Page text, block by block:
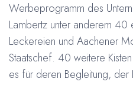
Werbeprogramm des
Lambertz unter anderem 40
Leckereien und Aachener
Staatschef. 40 weitere
es für deren Begleitung, der